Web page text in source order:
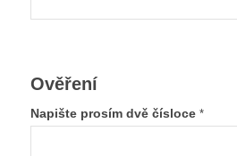
Ověření
Napište prosím dvě čísloce *